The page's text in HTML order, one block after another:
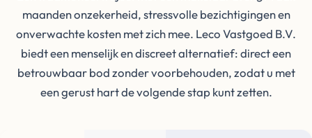
maanden onzekerheid, stressvolle bezichtigingen en
onverwachte kosten met zich mee. Leco Vastgoed B.V.
biedt een menselijk en discreet alternatief: direct een
betrouwbaar bod zonder voorbehouden, zodat u met
een gerust hart de volgende stap kunt zetten.